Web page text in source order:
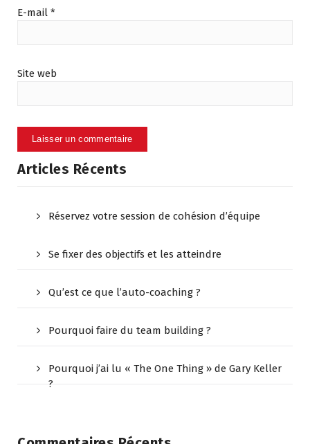
E-mail *
Site web
Articles Récents
Réservez votre session de cohésion d’équipe
Se fixer des objectifs et les atteindre
Qu’est ce que l’auto-coaching ?
Pourquoi faire du team building ?
Pourquoi j’ai lu « The One Thing » de Gary Keller
?